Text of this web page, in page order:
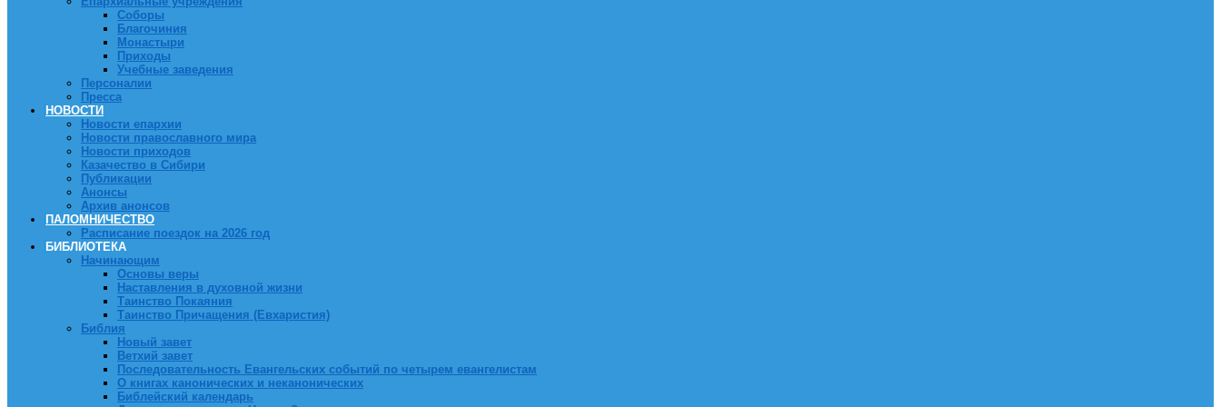
Соборы
Благочиния
Монастыри
Приходы
Учебные заведения
Персоналии
Пресса
НОВОСТИ
Новости епархии
Новости православного мира
Новости приходов
Казачество в Сибири
Публикации
Анонсы
Архив анонсов
ПАЛОМНИЧЕСТВО
Расписание поездок на 2026 год
БИБЛИОТЕКА
Начинающим
Основы веры
Наставления в духовной жизни
Таинство Покаяния
Таинство Причащения (Евхаристия)
Библия
Новый завет
Ветхий завет
Последовательность Евангельских событий по четырем евангелистам
О книгах канонических и неканонических
Библейский календарь